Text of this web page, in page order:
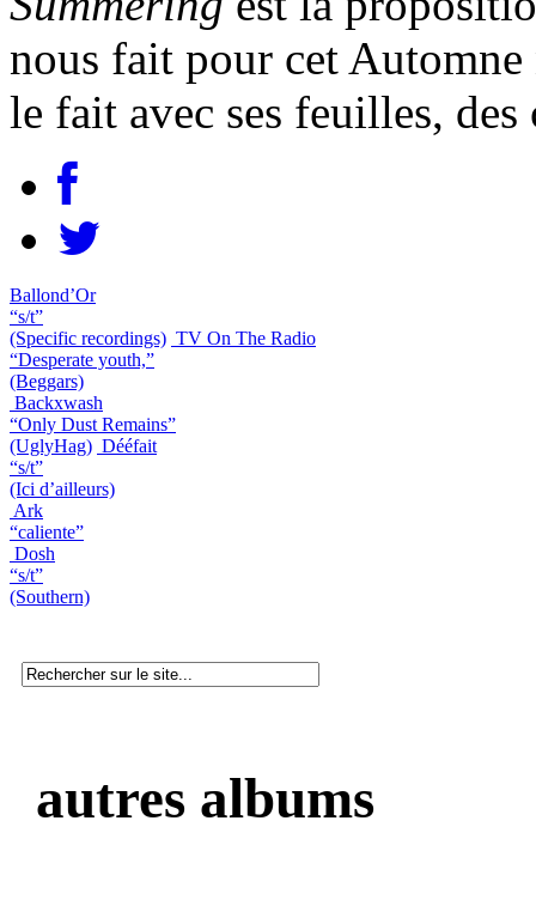
nous fait pour cet
le fait avec ses feuilles,
Ballond’Or
“s/t”
(Specific recordings) TV On The Radio
“Desperate youth,”
(Beggars)
Backxwash
“Only Dust Remains”
(UglyHag) Dééfait
“s/t”
(Ici d’ailleurs)
Ark
“caliente”
Dosh
“s/t”
(Southern)
autres albums